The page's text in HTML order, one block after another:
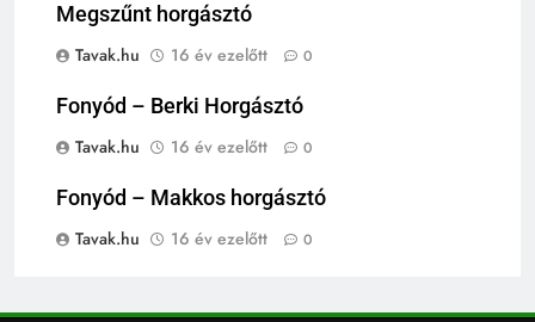
Megszűnt horgásztó
Tavak.hu
16 év ezelőtt 0
Fonyód – Berki Horgásztó
Tavak.hu
16 év ezelőtt 0
Fonyód – Makkos horgásztó
Tavak.hu
16 év ezelőtt 0